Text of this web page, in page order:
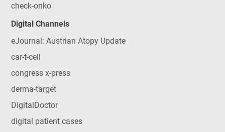
check-onko
Digital Channels
eJournal: Austrian Atopy Update
car-t-cell
congress x-press
derma-target
DigitalDoctor
digital patient cases